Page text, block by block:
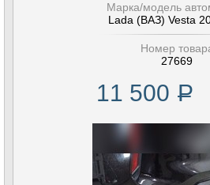
Марка/модель
Lada (ВАЗ) Vesta
Номер
27669
11 500 Р